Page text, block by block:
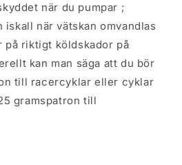
när du pumpar ;
när vätskan omvandlas
riktigt köldskador på
kan man säga att du bör
till racercyklar eller cyklar
gramspatron till